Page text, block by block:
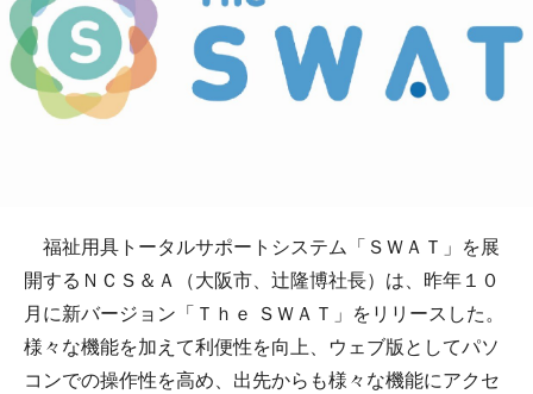
福祉用具トータルサポートシステム「ＳＷＡＴ」を展
開するＮＣＳ＆Ａ（大阪市、辻隆博社長）は、昨年１０
月に新バージョン「Ｔｈｅ ＳＷＡＴ」をリリースした。
様々な機能を加えて利便性を向上、ウェブ版としてパソ
コンでの操作性を高め、出先からも様々な機能にアクセ